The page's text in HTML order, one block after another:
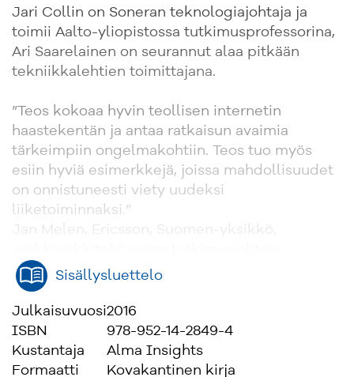
Jari Collin on Soneran teknologiajohtaja ja
toimii Aalto-yliopistossa tutkimusprofessorina,
Ari Saarelainen on seurannut alaa pitkään
tekniikkalehtien toimittajana.
”Teos kokoaa hyvin teollisen internetin
haastekentän ja antaa ratkaisun avaimia
tärkeimpiin ongelmakohtiin. Teos tuo myös
esiin hyviä esimerkkejä, joissa mahdollisuudet
on onnistuneesti viety uudeksi
liiketoiminnaksi.”
Jan Melen, Ericsson, Suomen-yksikkö,
”Kirja tarjoaa kattavan kokonaiskuvan teollisen
internetin nykytilasta sekä antaa erinomaiset
eväät kokonaisuuden ymmärtämiseksi. Lue
tämä, jos suunnittelet liiketoiminnan
kehittämistä IoT:n keinoin!”
Sisällysluettelo
Julkaisuvuosi2016
ISBN
978-952-14-2849-4
Kustantaja
Alma Insights
Formaatti
Kovakantinen kirja